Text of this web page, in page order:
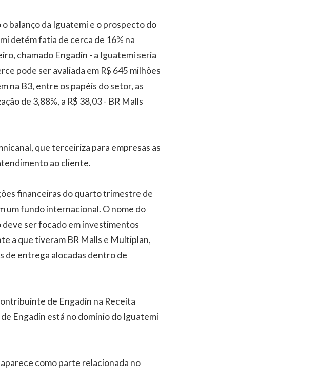
balanço da Iguatemi e o prospecto do
detém fatia de cerca de 16% na
chamado Engadin - a Iguatemi seria
pode ser avaliada em R$ 645 milhões
na B3, entre os papéis do setor, as
de 3,88%, a R$ 38,03 - BR Malls
que terceiriza para empresas as
ao cliente.
financeiras do quarto trimestre de
um fundo internacional. O nome do
ser focado em investimentos
a que tiveram BR Malls e Multiplan,
de entrega alocadas dentro de
de Engadin na Receita
Engadin está no domínio do Iguatemi
como parte relacionada no